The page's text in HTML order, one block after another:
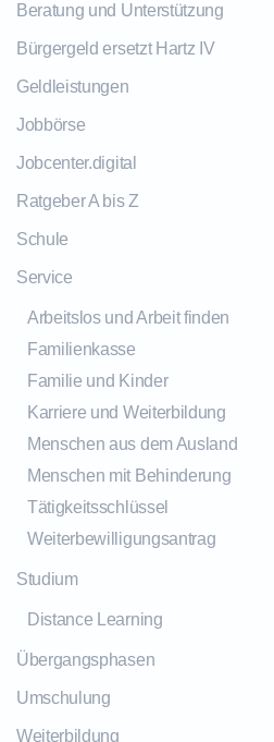
Beratung und Unterstützung
Bürgergeld ersetzt Hartz IV
Geldleistungen
Jobbörse
Jobcenter.digital
Ratgeber A bis Z
Schule
Service
Arbeitslos und Arbeit finden
Familienkasse
Familie und Kinder
Karriere und Weiterbildung
Menschen aus dem Ausland
Menschen mit Behinderung
Tätigkeitsschlüssel
Weiterbewilligungsantrag
Studium
Distance Learning
Übergangsphasen
Umschulung
Weiterbildung